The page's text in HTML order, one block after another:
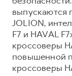
выпускаются
JOLION,
F7 и HAVAL
кроссоверы
повышенной
кроссоверы